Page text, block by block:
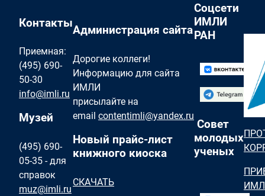
Контакты
Приемная:
(495) 690-
50-30
info@imli.ru
Музей
(495) 690-
05-35 - для
справок
muz@imli.ru
Администрация сайта
Дорогие коллеги!
Информацию для сайта
ИМЛИ
присылайте на
email contentimli@yandex.ru
Новый прайс-лист
книжного киоска
СКАЧАТЬ
Соцсети
ИМЛИ
РАН
Совет
молодых
ученых